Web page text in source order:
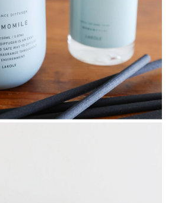
限公司提供之「AFTEE先享後付」服務完成之交
內提供個人資料，並將交易相關給付款項請求債
限公司。
，請瀏覽以下網址：
https://aftee.tw/terms/#terms3
先徵得法定代理人或監護人之同意方可使用
未經同意申辦者引起之損失，本公司不負相關責
」時，將依據個別帳號之用戶狀況，依本公司即
度；若仍有額度不足之情形，本公司將視審查結果
或使用他人資訊註冊。若發現惡意使用之情形，